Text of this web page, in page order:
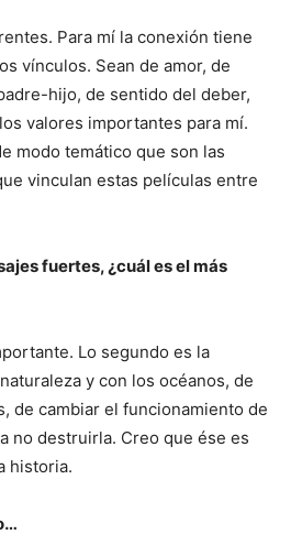
Para mí la conexión tiene
vínculos. Sean de amor, de
hijo, de sentido del deber,
valores importantes para mí.
modo temático que son las
vinculan estas películas entre
fuertes, ¿cuál es el más
Lo segundo es la
y con los océanos, de
de cambiar el funcionamiento de
no destruirla. Creo que ése es
historia.